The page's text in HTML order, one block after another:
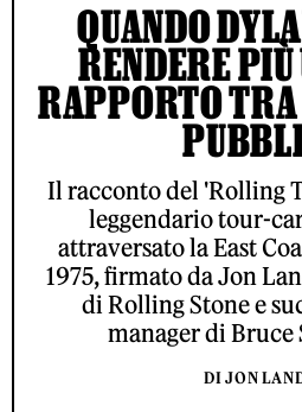
QUANDO
RENDERE
RAPPORTO
Il racconto del 'Rolling
leggendario tour-
attraversato la East
1975, firmato da Jon
di Rolling Stone e
manager di Bruce
DI JON